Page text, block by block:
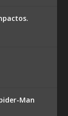
Man